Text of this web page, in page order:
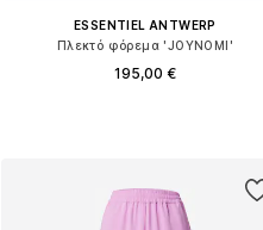
ESSENTIEL ANTWERP
Πλεκτό φόρεμα 'JOYNOMI'
195,00 €